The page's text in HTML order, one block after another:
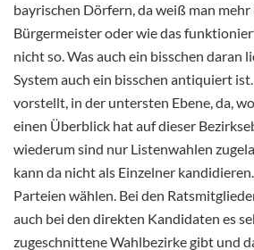
bayrischen Dörfern, da weiß man mehr
Bürgermeister oder wie das
nicht so. Was auch ein bisschen daran
System auch ein bisschen antiquiert
vorstellt, in der untersten Ebene, da,
einen Überblick hat auf dieser
wiederum sind nur Listenwahlen
kann da nicht als Einzelner
Parteien wählen. Bei den
auch bei den direkten Kandidaten es
zugeschnittene Wahlbezirke gibt und